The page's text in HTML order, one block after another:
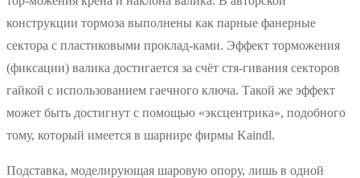
конструкции тормоза выполнены как парные фанерные
сектора с пластиковыми проклад-ками. Эффект торможения
(фиксации) валика достигается за счёт стя-гивания секторов
гайкой с использованием гаечного ключа. Такой же эффект
может быть достигнут с помощью «эксцентрика», подобного
тому, который имеется в шарнире фирмы Kaindl.
Подставка, моделирующая шаровую опору, лишь в одной